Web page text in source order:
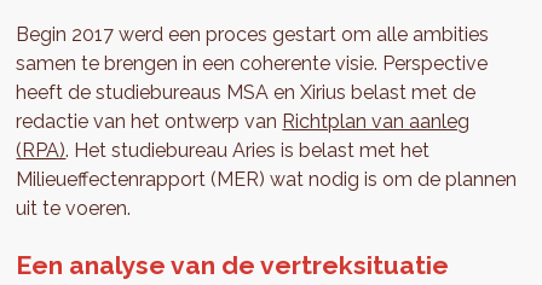
Begin 2017 werd een proces gestart om alle ambities
samen te brengen in een coherente visie. Perspective
heeft de studiebureaus MSA en Xirius belast met de
redactie van het ontwerp van Richtplan van aanleg
(RPA). Het studiebureau Aries is belast met het
Milieueffectenrapport (MER) wat nodig is om de plannen
uit te voeren.
Een analyse van de vertreksituatie